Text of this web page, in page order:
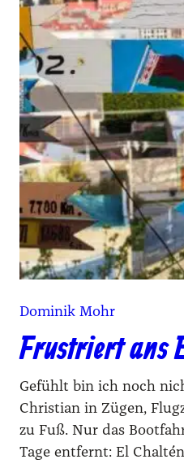
Dominik Mohr
Frustriert ans
Gefühlt bin ich noch
Christian in Zügen,
zu Fuß. Nur das
Tage entfernt: El